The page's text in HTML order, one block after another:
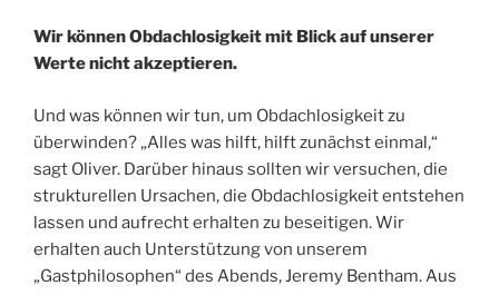
Wir können Obdachlosigkeit mit Blick auf unserer
Werte nicht akzeptieren.
Und was können wir tun, um Obdachlosigkeit zu
überwinden? „Alles was hilft, hilft zunächst einmal,“
sagt Oliver. Darüber hinaus sollten wir versuchen, die
strukturellen Ursachen, die Obdachlosigkeit entstehen
lassen und aufrecht erhalten zu beseitigen. Wir
erhalten auch Unterstützung von unserem
„Gastphilosophen“ des Abends, Jeremy Bentham. Aus